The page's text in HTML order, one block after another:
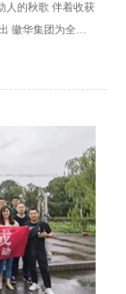
人的秋歌 伴着收获
徽华集团为全体